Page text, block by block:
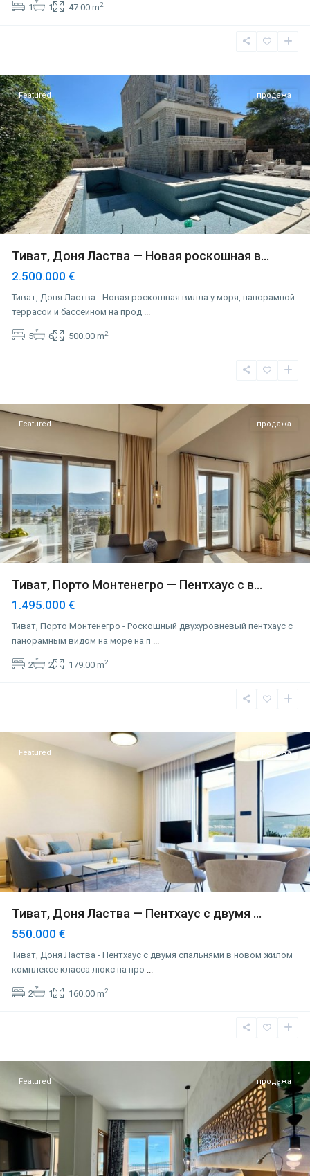
1 1 47.00 m2
Featured продажа
Тиват, Доня Ластва — Новая роскошная в...
2.500.000 €
Тиват, Доня Ластва - Новая роскошная вилла у моря, панорамной
террасой и бассейном на прод ...
5 6 500.00 m2
Featured продажа
Тиват, Порто Монтенегро — Пентхаус с в...
1.495.000 €
Тиват, Порто Монтенегро - Роскошный двухуровневый пентхаус с
панорамным видом на море на п ...
2 2 179.00 m2
Featured продажа
Тиват, Доня Ластва — Пентхаус с двумя ...
550.000 €
Тиват, Доня Ластва - Пентхаус с двумя спальнями в новом жилом
комплексе класса люкс на про ...
2 1 160.00 m2
Featured продажа